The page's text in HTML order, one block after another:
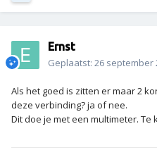
Ernst
Geplaatst: 26 september
Als het goed is zitten er maar 2
deze verbinding? ja of nee.
Dit doe je met een multimeter.